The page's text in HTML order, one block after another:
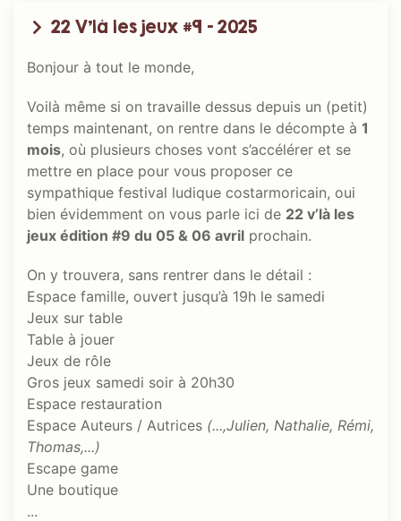
22 V’là les jeux #9 - 2025
Bonjour à tout le monde,
Voilà même si on travaille dessus depuis un (petit)
temps maintenant, on rentre dans le décompte à 1
mois, où plusieurs choses vont s’accélérer et se
mettre en place pour vous proposer ce
sympathique festival ludique costarmoricain, oui
bien évidemment on vous parle ici de 22 v’là les
jeux édition #9 du 05 & 06 avril prochain.
On y trouvera, sans rentrer dans le détail :
Espace famille, ouvert jusqu’à 19h le samedi
Jeux sur table
Table à jouer
Jeux de rôle
Gros jeux samedi soir à 20h30
Espace restauration
Espace Auteurs / Autrices (...,Julien, Nathalie, Rémi,
Thomas,...)
Escape game
Une boutique
...